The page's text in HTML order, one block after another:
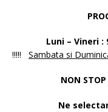
Luni – Vineri :
!!!!! Sambata si
NON STOP
Ne selectam